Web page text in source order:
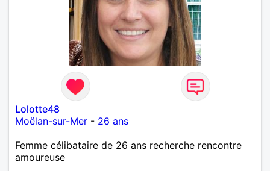
Lolotte48
Moëlan-sur-Mer - 26 ans
Femme célibataire de 26 ans recherche rencontre
amoureuse